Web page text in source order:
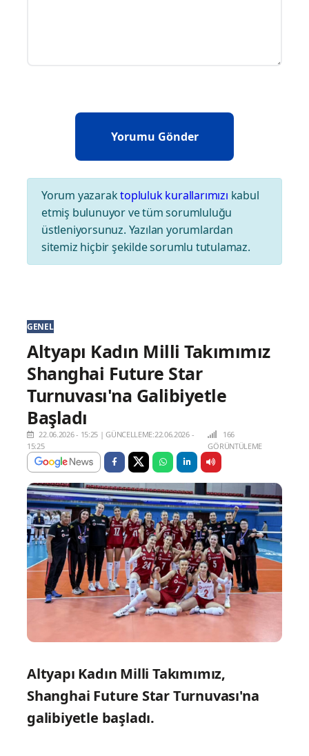
Yorum yazaraktopluluk kurallarımızı kabul
etmiş bulunuyor ve tüm sorumluluğu
üstleniyorsunuz. Yazılan yorumlardan
sitemiz hiçbir şekilde sorumlu tutulamaz.
GENEL
Altyapı Kadın Milli Takımımız
Shanghai Future Star
Turnuvası'na Galibiyetle
Başladı
22.06.2026 - 15:25 |GÜNCELLEME:22.06.2026 -
15:25
166
GÖRÜNTÜLEME
Altyapı Kadın Milli Takımımız,
Shanghai Future Star Turnuvası'na
galibiyetle başladı.